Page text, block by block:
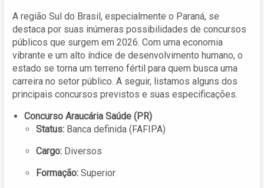
A região Sul do Brasil, especialmente o Paraná, se
destaca por suas inúmeras possibilidades de concursos
públicos que surgem em 2026. Com uma economia
vibrante e um alto índice de desenvolvimento humano, o
estado se torna um terreno fértil para quem busca uma
carreira no setor público. A seguir, listamos alguns dos
principais concursos previstos e suas especificações.
Concurso Araucária Saúde (PR)
Status: Banca definida (FAFIPA)
Cargo: Diversos
Formação: Superior